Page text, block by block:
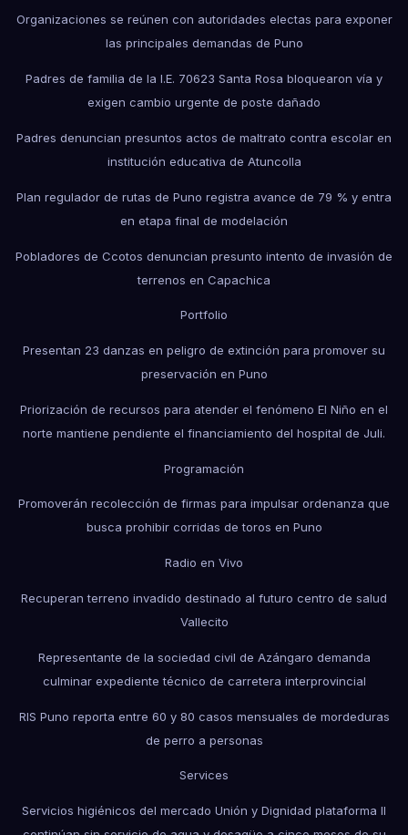
Organizaciones se reúnen con autoridades electas para exponer
las principales demandas de Puno
Padres de familia de la I.E. 70623 Santa Rosa bloquearon vía y
exigen cambio urgente de poste dañado
Padres denuncian presuntos actos de maltrato contra escolar en
institución educativa de Atuncolla
Plan regulador de rutas de Puno registra avance de 79 % y entra
en etapa final de modelación
Pobladores de Ccotos denuncian presunto intento de invasión de
terrenos en Capachica
Portfolio
Presentan 23 danzas en peligro de extinción para promover su
preservación en Puno
Priorización de recursos para atender el fenómeno El Niño en el
norte mantiene pendiente el financiamiento del hospital de Juli.
Programación
Promoverán recolección de firmas para impulsar ordenanza que
busca prohibir corridas de toros en Puno
Radio en Vivo
Recuperan terreno invadido destinado al futuro centro de salud
Vallecito
Representante de la sociedad civil de Azángaro demanda
culminar expediente técnico de carretera interprovincial
RIS Puno reporta entre 60 y 80 casos mensuales de mordeduras
de perro a personas
Services
Servicios higiénicos del mercado Unión y Dignidad plataforma II